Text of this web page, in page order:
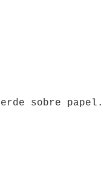
sobre papel.